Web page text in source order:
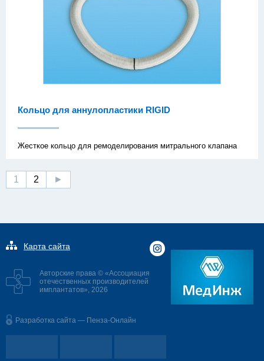
Кольцо для аннулопластики RIGID
Жесткое кольцо для ремоделирования митрального клапана
1 2 ►
Карта сайта
Авторские права © «Ассоциация
отечественных производителей
имплантатов», 2026
Разработка сайта — Пенза-Онлайн